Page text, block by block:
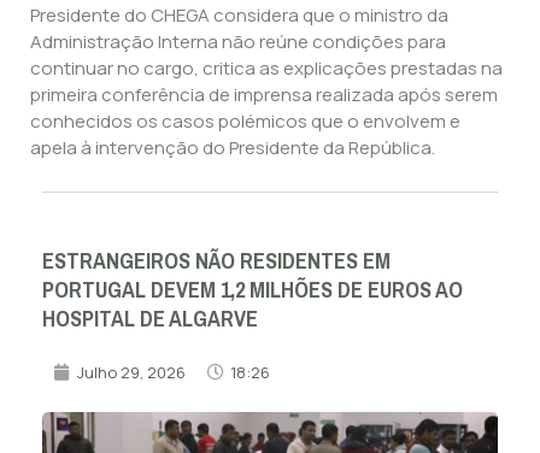
Presidente do CHEGA considera que o ministro da
Administração Interna não reúne condições para
continuar no cargo, critica as explicações prestadas na
primeira conferência de imprensa realizada após serem
conhecidos os casos polémicos que o envolvem e
apela à intervenção do Presidente da República.
ESTRANGEIROS NÃO RESIDENTES EM
PORTUGAL DEVEM 1,2 MILHÕES DE EUROS AO
HOSPITAL DE ALGARVE
Julho 29, 2026 18:26